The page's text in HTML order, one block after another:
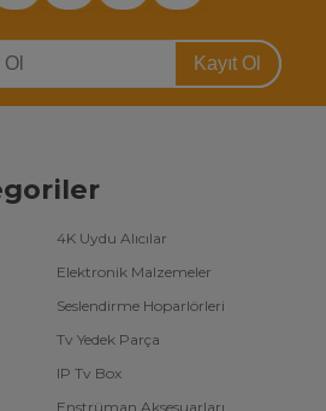
Kayıt Ol
4K Uydu Alıcılar
Elektronik Malzemeler
Seslendirme Hoparlörleri
Tv Yedek Parça
IP Tv Box
Enstrüman Aksesuarları